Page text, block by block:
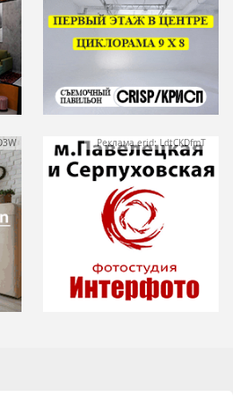
Реклама erid: LdtCKDfmT